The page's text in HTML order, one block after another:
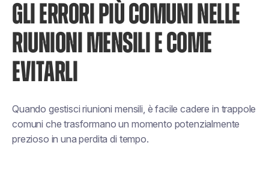
GLI ERRORI PIÙ COMUNI NELLE
RIUNIONI MENSILI E COME
EVITARLI
Quando gestisci riunioni mensili, è facile cadere in trappole
comuni che trasformano un momento potenzialmente
prezioso in una perdita di tempo.